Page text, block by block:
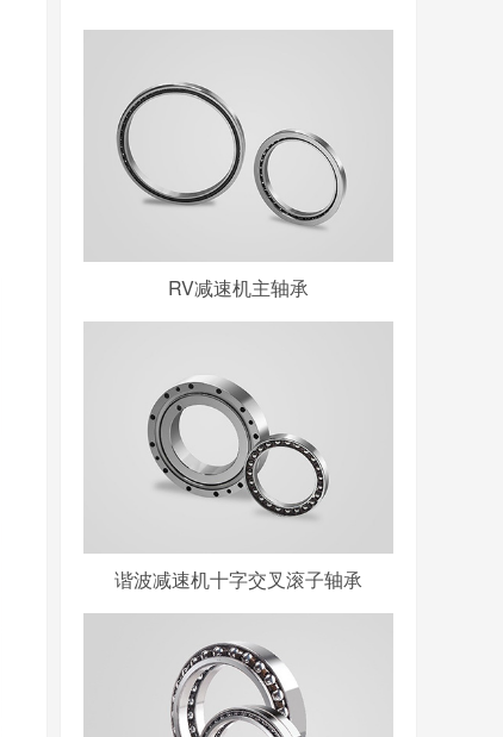
RV减速机主轴承
谐波减速机十字交叉滚子轴承